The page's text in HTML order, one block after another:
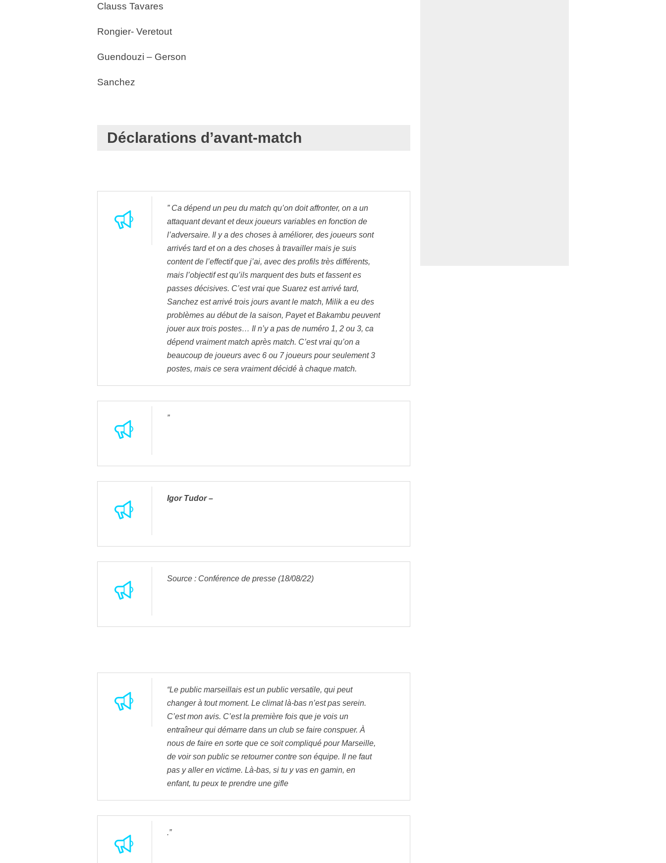
Clauss Tavares
Rongier- Veretout
Guendouzi – Gerson
Sanchez
Déclarations d’avant-match
” Ca dépend un peu du match qu’on doit affronter, on a un
attaquant devant et deux joueurs variables en fonction de
l’adversaire. Il y a des choses à améliorer, des joueurs sont
arrivés tard et on a des choses à travailler mais je suis
content de l’effectif que j’ai, avec des profils très différents,
mais l’objectif est qu’ils marquent des buts et fassent es
passes décisives. C’est vrai que Suarez est arrivé tard,
Sanchez est arrivé trois jours avant le match, Milik a eu des
problèmes au début de la saison, Payet et Bakambu peuvent
jouer aux trois postes… Il n’y a pas de numéro 1, 2 ou 3, ca
dépend vraiment match après match. C’est vrai qu’on a
beaucoup de joueurs avec 6 ou 7 joueurs pour seulement 3
postes, mais ce sera vraiment décidé à chaque match.
”
Igor Tudor –
Source : Conférence de presse (18/08/22)
“Le public marseillais est un public versatile, qui peut
changer à tout moment. Le climat là-bas n’est pas serein.
C’est mon avis. C’est la première fois que je vois un
entraîneur qui démarre dans un club se faire conspuer. À
nous de faire en sorte que ce soit compliqué pour Marseille,
de voir son public se retourner contre son équipe. Il ne faut
pas y aller en victime. Là-bas, si tu y vas en gamin, en
enfant, tu peux te prendre une gifle
.”